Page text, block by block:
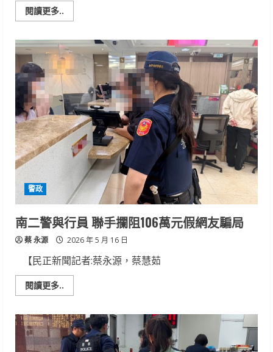
閱讀更多..
more
化
遊
覽
車
安
管
理
南
警
攜
手
新
合
稽
查
宣
導
守
民
眾
乘
警政
南二警與行員 聯手攔阻106萬元假網友騙局
蔡 永源 2026 年 5 月 16 日
【民正新聞記者:蔡永源，蔡慧茹
閱讀更多..
more
二
警
與
行